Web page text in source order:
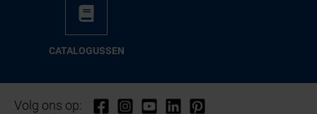
CA­TA­LO­GUS­SEN
Volg ons op: